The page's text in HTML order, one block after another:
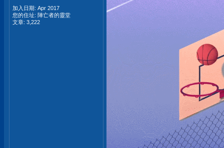
加入日期: Apr 2017
您的住址: 陣亡者的靈堂
文章: 3,222